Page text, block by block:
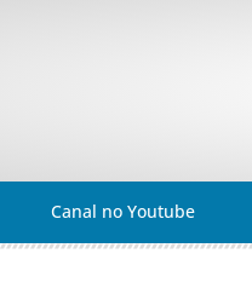
Canal no Youtube